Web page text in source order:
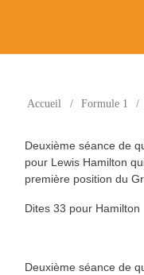
Accueil / Formule 1 /
Deuxième séance de
pour Lewis Hamilton
première position du
Dites 33 pour Hamilton
Deuxième séance de